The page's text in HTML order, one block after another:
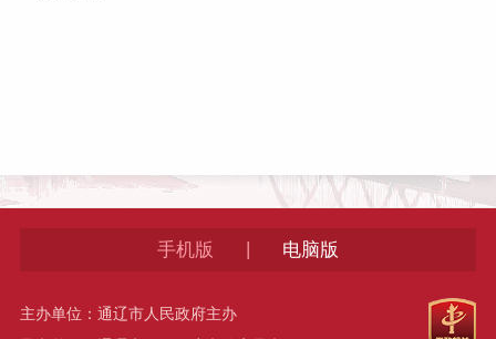
手机版 电脑版
主办单位：通辽市人民政府主办